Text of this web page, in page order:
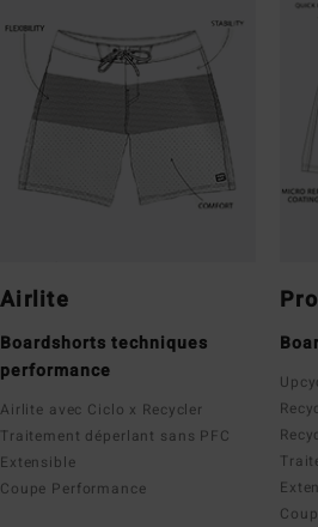
Airlite
Boardshorts techniques
performance
Airlite avec Ciclo x Recycler
Traitement déperlant sans PFC
Extensible
Coupe Performance
Pro